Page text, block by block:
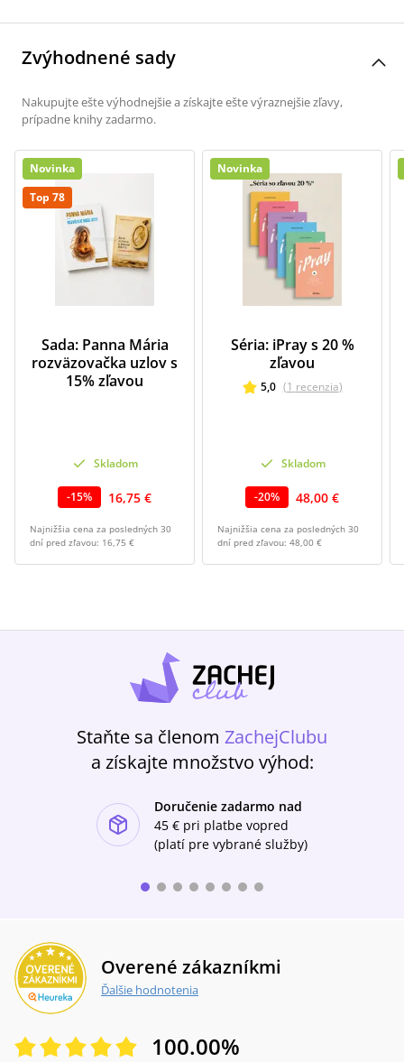
Zvýhodnené sady
Nakupujte ešte výhodnejšie a získajte ešte výraznejšie zľavy,
prípadne knihy zadarmo.
Novinka
Top 78
Sada: Panna Mária
rozväzovačka uzlov s
15% zľavou
Skladom
-15% 16,75 €
Najnižšia cena za posledných 30
dní pred zľavou: 16,75 €
Novinka
Séria: iPray s 20 %
zľavou
5,0 (1 recenzia)
Skladom
-20% 48,00 €
Najnižšia cena za posledných 30
dní pred zľavou: 48,00 €
Staňte sa členom ZachejClubu
a získajte množstvo výhod:
Doručenie zadarmo nad
45 € pri platbe vopred
(platí pre vybrané služby)
Overené zákazníkmi
Ďalšie hodnotenia
100.00%